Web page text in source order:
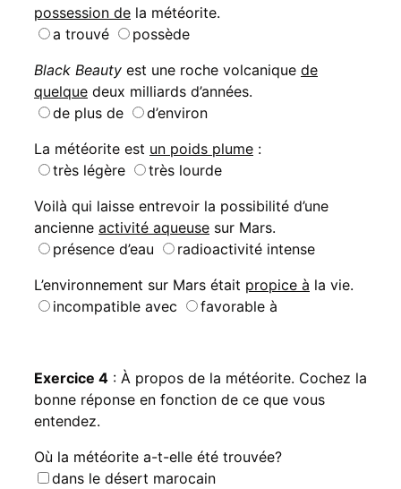
possession de la météorite.
a trouvé
possède
Black Beauty est une roche volcanique de
quelque deux milliards d’années.
de plus de
d’environ
La météorite est un poids plume :
très légère
très lourde
Voilà qui laisse entrevoir la possibilité d’une
ancienne activité aqueuse sur Mars.
présence d’eau
radioactivité intense
L’environnement sur Mars était propice à la vie.
incompatible avec
favorable à
Exercice 4 : À propos de la météorite. Cochez la
bonne réponse en fonction de ce que vous
entendez.
Où la météorite a-t-elle été trouvée?
dans le désert marocain